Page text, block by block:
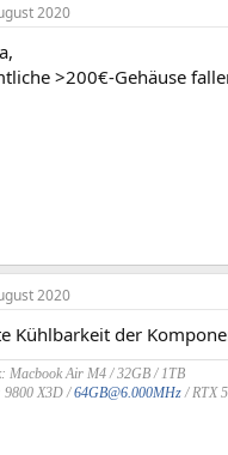
2020
>200€-Gehäuse
2020
Kühlbarkeit der
Macbook Air M4 / 32GB / 1TB
9800 X3D /64GB@6.000MHz / RTX